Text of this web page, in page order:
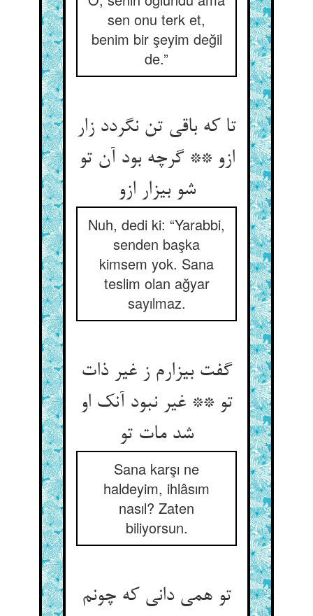
sen onu terk et,
benim bir şeyim değil
de.”
تا که باقی تن نگردد زار
ازو ** گرچه بود آن تو
شو بیزار ازو
Nuh, dedi ki: “Yarabbi,
senden başka
kimsem yok. Sana
teslim olan ağyar
sayılmaz.
گفت بیزارم ز غیر ذات
تو ** غیر نبود آنک او
شد مات تو
Sana karşı ne
haldeyim, ihlâsım
nasıl? Zaten
biliyorsun.
تو همی دانی که چونم